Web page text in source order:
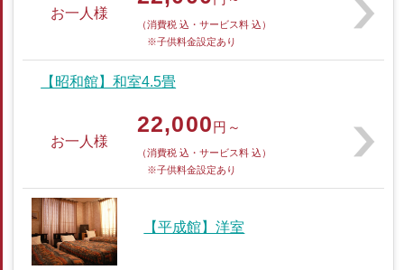
お一人様
（消費税 込・サービス料 込）
※子供料金設定あり
【昭和館】和室4.5畳
お一人様
22,000円～
（消費税 込・サービス料 込）
※子供料金設定あり
【平成館】洋室